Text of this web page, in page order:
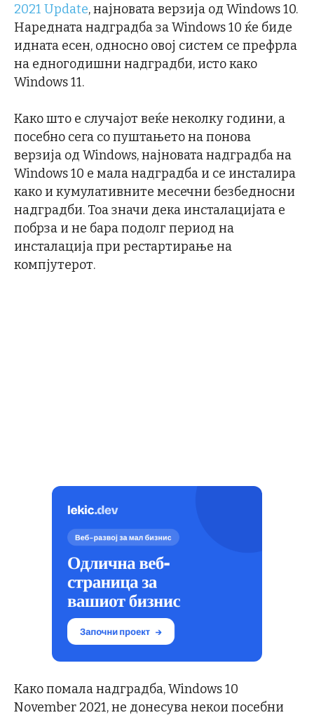
2021 Update, најновата верзија од Windows 10.
Наредната надградба за Windows 10 ќе биде
идната есен, односно овој систем се префрла
на едногодишни надградби, исто како
Windows 11.
Како што е случајот веќе неколку години, а
посебно сега со пуштањето на понова
верзија од Windows, најновата надградба на
Windows 10 е мала надградба и се инсталира
како и кумулативните месечни безбедносни
надградби. Тоа значи дека инсталацијата е
побрза и не бара подолг период на
инсталација при рестартирање на
компјутерот.
Како помала надградба, Windows 10
November 2021, не донесува некои посебни